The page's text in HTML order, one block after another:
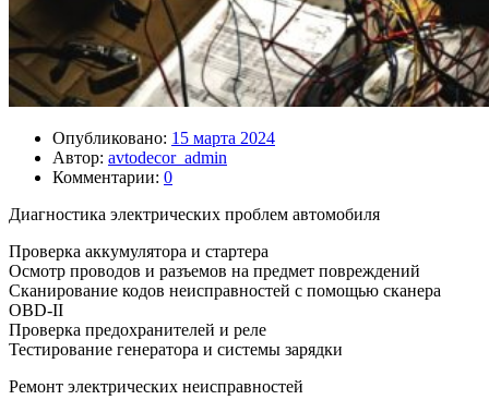
Опубликовано: 15 марта 2024
Автор: avtodecor_admin
Комментарии: 0
Диагностика электрических проблем автомобиля
Проверка аккумулятора и стартера
Осмотр проводов и разъемов на предмет повреждений
Сканирование кодов неисправностей с помощью сканера
OBD-II
Проверка предохранителей и реле
Тестирование генератора и системы зарядки
Ремонт электрических неисправностей